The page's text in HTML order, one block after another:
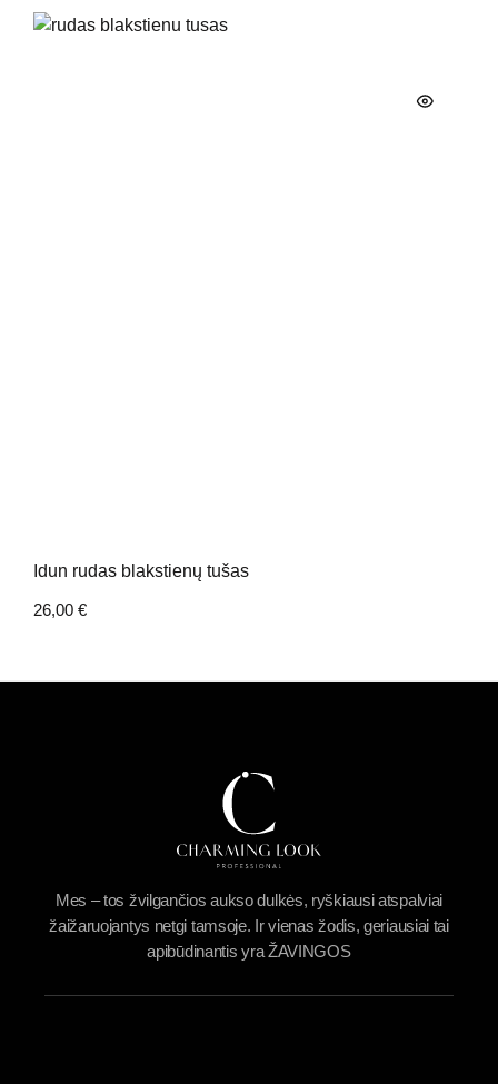
Idun rudas blakstienų tušas
26,00 €
Mes – tos žvilgančios aukso dulkės, ryškiausi atspalviai
žaižaruojantys netgi tamsoje. Ir vienas žodis, geriausiai tai
apibūdinantis yra ŽAVINGOS